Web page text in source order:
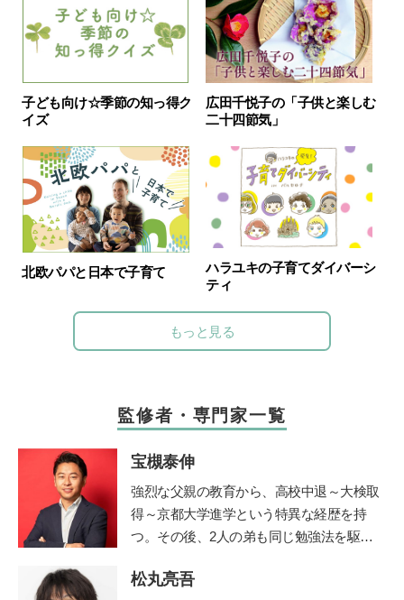
子ども向け☆季節の知っ得ク
イズ
広田千悦子の「子供と楽しむ
二十四節気」
北欧パパと日本で子育て
ハラユキの子育てダイバーシ
ティ
もっと見る
監修者・専門家一覧
宝槻泰伸
強烈な父親の教育から、高校中退～大検取
得～京都大学進学という特異な経歴を持
つ。その後、2人の弟も同じ勉強法を駆使
す。大学卒業後、私立高校や職業訓練校で
松丸亮吾